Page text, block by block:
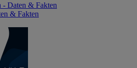
- Daten & Fakten
& Fakten